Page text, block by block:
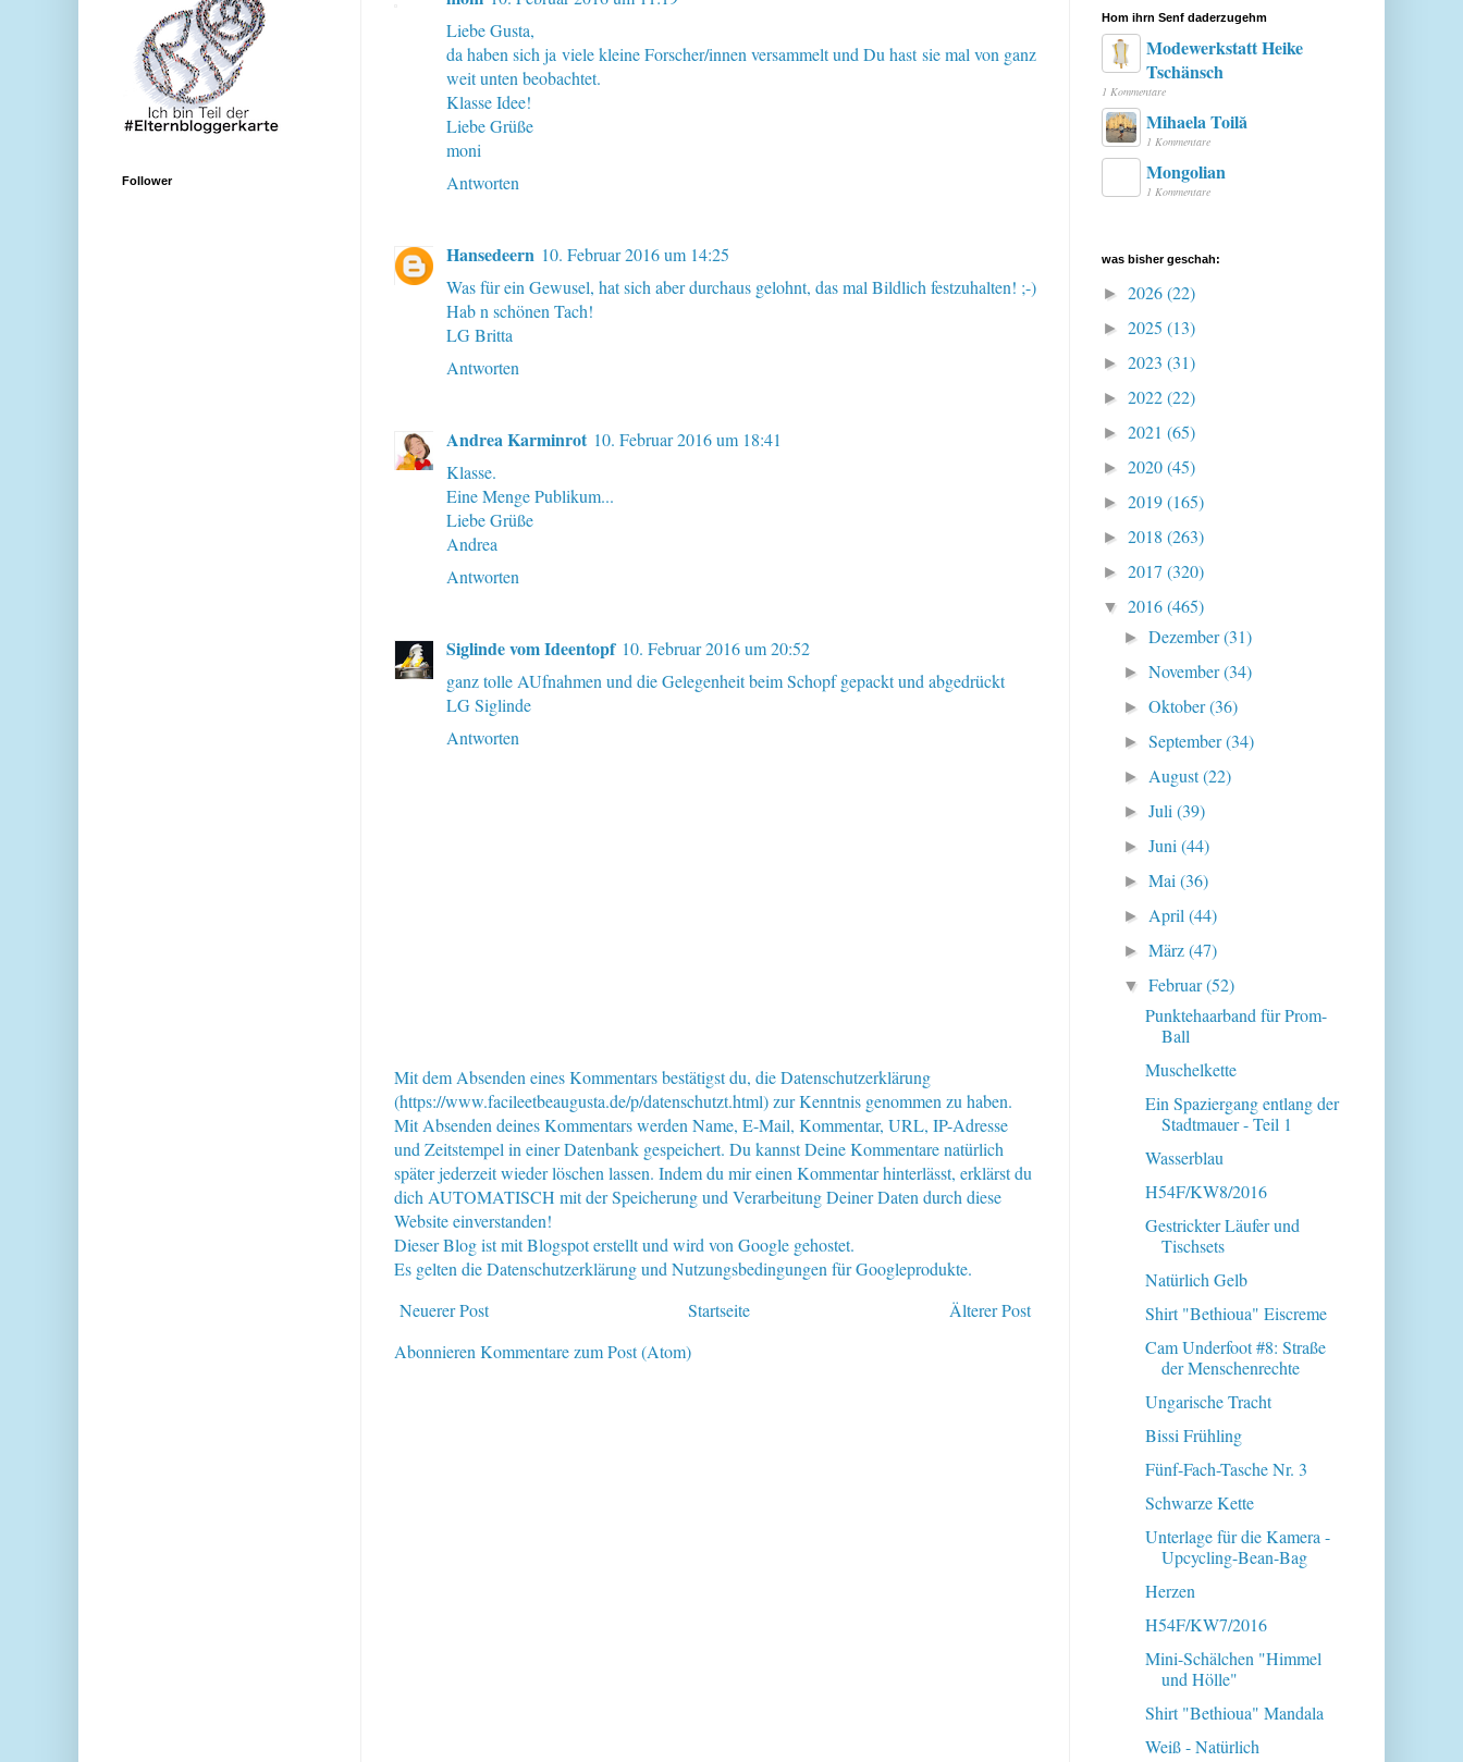
Liebe Gusta,
da haben sich ja viele kleine Forscher/innen versammelt und Du hast sie mal von ganz
weit unten beobachtet.
Klasse Idee!
Liebe Grüße
moni
Antworten
Hansedeern 10. Februar 2016 um 14:25
Was für ein Gewusel, hat sich aber durchaus gelohnt, das mal Bildlich festzuhalten! ;-)
Hab n schönen Tach!
LG Britta
Antworten
Andrea Karminrot 10. Februar 2016 um 18:41
Klasse.
Eine Menge Publikum...
Liebe Grüße
Andrea
Antworten
Siglinde vom Ideentopf 10. Februar 2016 um 20:52
ganz tolle AUfnahmen und die Gelegenheit beim Schopf gepackt und abgedrückt
LG Siglinde
Antworten
Mit dem Absenden eines Kommentars bestätigst du, die Datenschutzerklärung
(https://www.facileetbeaugusta.de/p/datenschutzt.html) zur Kenntnis genommen zu haben.
Mit Absenden deines Kommentars werden Name, E-Mail, Kommentar, URL, IP-Adresse
und Zeitstempel in einer Datenbank gespeichert. Du kannst Deine Kommentare natürlich
später jederzeit wieder löschen lassen. Indem du mir einen Kommentar hinterlässt, erklärst du
dich AUTOMATISCH mit der Speicherung und Verarbeitung Deiner Daten durch diese
Website einverstanden!
Dieser Blog ist mit Blogspot erstellt und wird von Google gehostet.
Es gelten die Datenschutzerklärung und Nutzungsbedingungen für Googleprodukte.
Neuerer Post
Älterer Post
Startseite
Abonnieren Kommentare zum Post (Atom)
Follower
Hom ihrn Senf daderzugehm
Modewerkstatt Heike
Tschänsch
1 Kommentare
Mihaela Toilă
1 Kommentare
Mongolian
1 Kommentare
was bisher geschah:
► 2026(22)
► 2025 (13)
► 2023 (31)
► 2022(22)
► 2021 (65)
► 2020(45)
► 2019(165)
► 2018 (263)
► 2017 (320)
▼ 2016(465)
►Dezember(31)
►November(34)
►Oktober(36)
►September(34)
► August(22)
►Juli(39)
►Juni(44)
►Mai(36)
► April(44)
►März(47)
▼Februar(52)
Punktehaarband für Prom-
Ball
Muschelkette
Ein Spaziergang entlang der
Stadtmauer - Teil 1
Wasserblau
H54F/KW8/2016
Gestrickter Läufer und
Tischsets
Natürlich Gelb
Shirt "Bethioua" Eiscreme
Cam Underfoot #8: Straße
der Menschenrechte
Ungarische Tracht
Bissi Frühling
Fünf-Fach-Tasche Nr. 3
Schwarze Kette
Unterlage für die Kamera -
Upcycling-Bean-Bag
Herzen
H54F/KW7/2016
Mini-Schälchen "Himmel
und Hölle"
Shirt "Bethioua" Mandala
Weiß - Natürlich